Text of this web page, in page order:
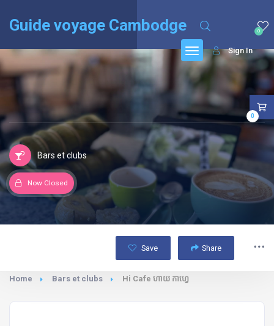
Guide voyage Cambodge 0
Sign In
Bars et clubs
Now Closed
Save Share
Home Bars et clubs Hi Cafe ហាយ កាហ្វេ
0